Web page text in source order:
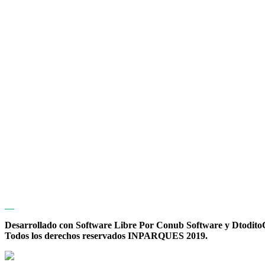
Desarrollado con Software Libre Por Conub Software y
Todos los derechos reservados INPARQUES 2019.